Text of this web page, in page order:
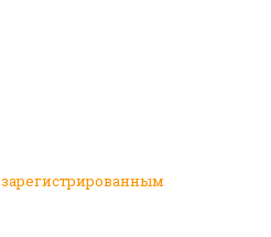
зарегистрированным